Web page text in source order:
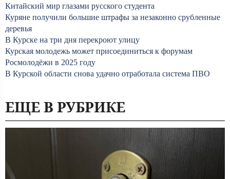
Китайский мир глазами русского студента
Куряне получили большие штрафы за незаконно срубленные
деревья
В Курске на три дня перекроют улицу
Курская молодежь может присоединиться к форумам
Росмолодёжи в 2025 году
В Курской области снова удачно отработала система ПВО
ЕЩЕ В РУБРИКЕ